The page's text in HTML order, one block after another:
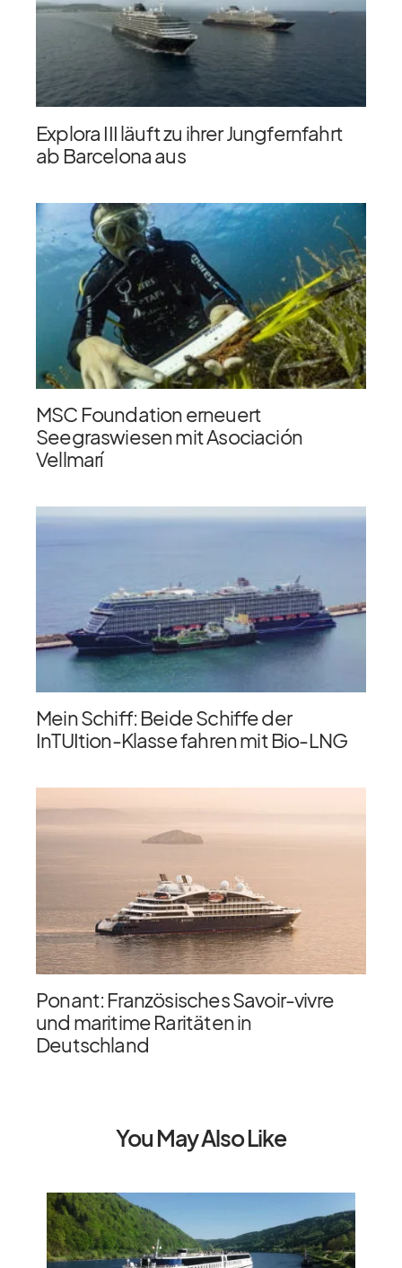
Explora III läuft zu ihrer Jungfernfahrt
ab Barcelona aus
MSC Foundation erneuert
Seegraswiesen mit Asociación
Vellmarí
Mein Schiff: Beide Schiffe der
InTUItion-Klasse fahren mit Bio-LNG
Ponant: Französisches Savoir-vivre
und maritime Raritäten in
Deutschland
You May Also Like